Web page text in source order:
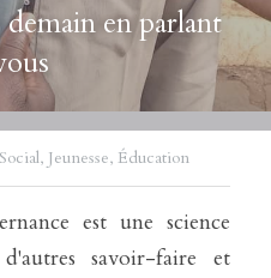
en parlant
Social, Jeunesse, Éducation
est une science
savoir-faire et